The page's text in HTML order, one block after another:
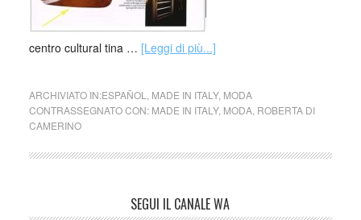
centro cultural tina … [Leggi di più...]
ARCHIVIATO IN:ESPAÑOL MADE IN ITALY, MODA
CONTRASSEGNATO CON: MADE IN ITALY, MODA, ROBERTA DI
CAMERINO
SEGUI IL CANALE WA